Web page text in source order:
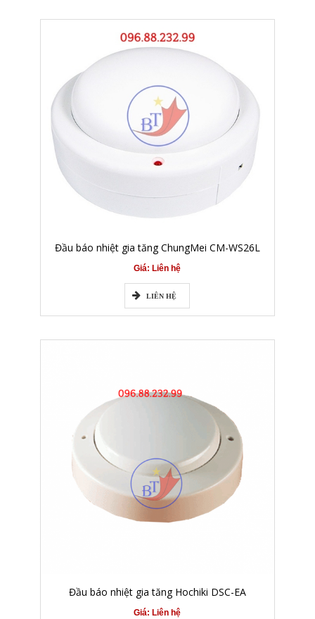
Đầu báo nhiệt gia tăng ChungMei CM-WS26L
Giá: Liên hệ
LIÊN HỆ
Đầu báo nhiệt gia tăng Hochiki DSC-EA
Giá: Liên hệ